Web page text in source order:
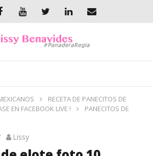
RECETA DE PANECITOS DE
EN FACEBOOK LIVE !
PANECITOS DE
Lissy